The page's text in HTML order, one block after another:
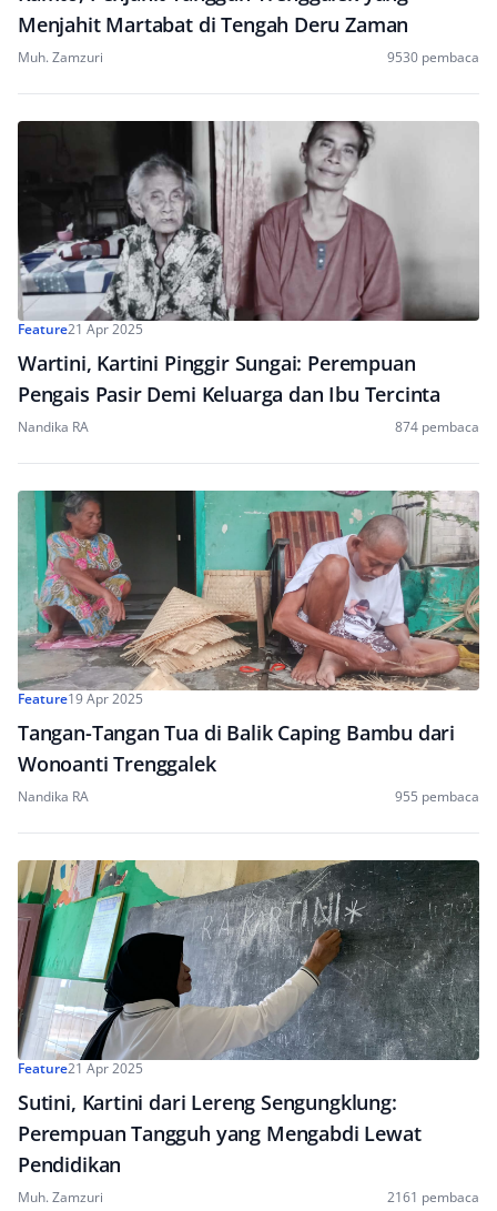
Menjahit Martabat di Tengah Deru Zaman
Muh. Zamzuri 9530 pembaca
Feature21 Apr 2025
Wartini, Kartini Pinggir Sungai: Perempuan
Pengais Pasir Demi Keluarga dan Ibu Tercinta
Nandika RA 874 pembaca
Feature19 Apr 2025
Tangan-Tangan Tua di Balik Caping Bambu dari
Wonoanti Trenggalek
Nandika RA 955 pembaca
Feature21 Apr 2025
Sutini, Kartini dari Lereng Sengungklung:
Perempuan Tangguh yang Mengabdi Lewat
Pendidikan
Muh. Zamzuri 2161 pembaca